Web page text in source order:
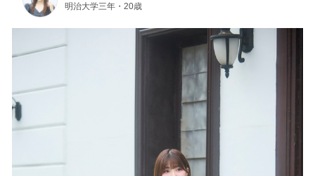
明治大学三年・20歳